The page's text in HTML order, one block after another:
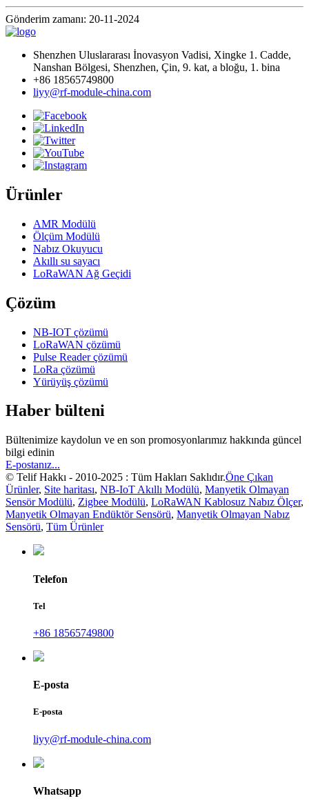
Gönderim zamanı: 20-11-2024
Shenzhen Uluslararası İnovasyon Vadisi, Xingke 1. Cadde,
Nanshan Bölgesi, Shenzhen, Çin, 9. kat, a bloğu, 1. bina
+86 18565749800
liyy@rf-module-china.com
Ürünler
AMR Modülü
Ölçüm Modülü
Nabız Okuyucu
Akıllı su sayacı
LoRaWAN Ağ Geçidi
Çözüm
NB-IOT çözümü
LoRaWAN çözümü
Pulse Reader çözümü
LoRa çözümü
Yürüyüş çözümü
Haber bülteni
Bültenimize kaydolun ve en son promosyonlarımız hakkında güncel
bilgi edinin
E-postanız...
© Telif Hakkı - 2010-2025 : Tüm Hakları Saklıdır.Öne Çıkan
Ürünler, Site haritası, NB-IoT Akıllı Modülü, Manyetik Olmayan
Sensör Modülü, Zigbee Modülü, LoRaWAN Kablosuz Nabız Ölçer,
Manyetik Olmayan Endüktör Sensörü, Manyetik Olmayan Nabız
Sensörü, Tüm Ürünler
Telefon
Tel
+86 18565749800
E-posta
E-posta
liyy@rf-module-china.com
Whatsapp